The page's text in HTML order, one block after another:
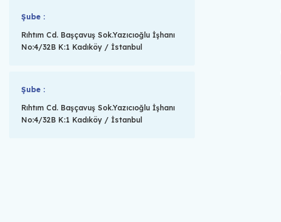
Şube :
Rıhtım Cd. Başçavuş Sok.Yazıcıoğlu İşhanı
No:4/32B K:1 Kadıköy / İstanbul
Şube :
Rıhtım Cd. Başçavuş Sok.Yazıcıoğlu İşhanı
No:4/32B K:1 Kadıköy / İstanbul